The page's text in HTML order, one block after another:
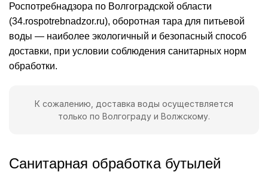
Роспотребнадзора по Волгоградской области
(34.rospotrebnadzor.ru), оборотная тара для питьевой
воды — наиболее экологичный и безопасный способ
доставки, при условии соблюдения санитарных норм
обработки.
К сожалению, доставка воды осуществляется
только по Волгограду и Волжскому.
Санитарная обработка бутылей